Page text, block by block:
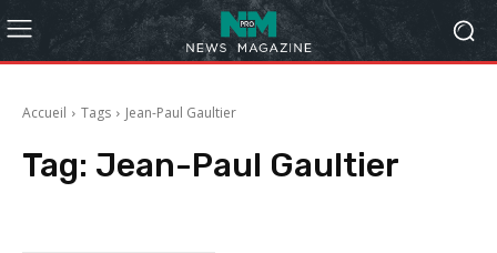
Accueil Tags Jean-Paul Gaultier
Tag: Jean-Paul Gaultier